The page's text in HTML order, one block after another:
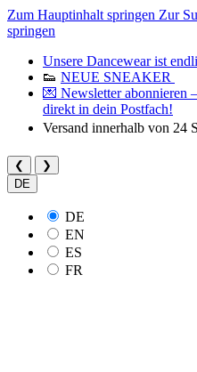
Zum Hauptinhalt springen Zur
springen
Unsere Dancewear ist
👟 NEUE SNEAKER
💌 Newsletter abonnieren
direkt in dein Postfach!
Versand innerhalb von 24
❮
❯
DE
DE
EN
ES
FR